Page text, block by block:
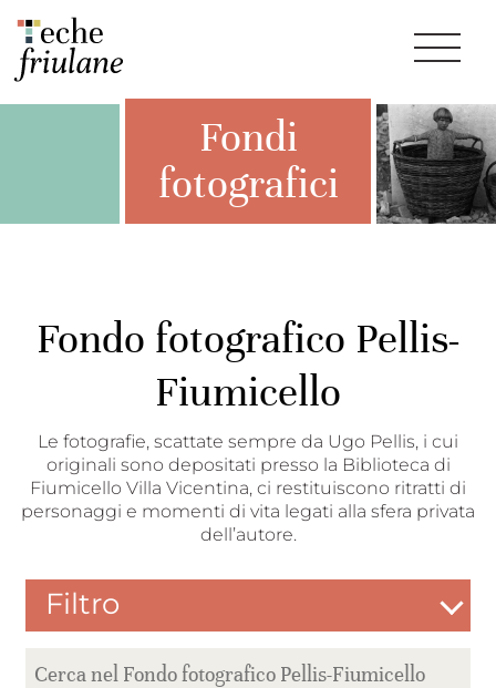
Fondi
fotografici
Fondo fotografico Pellis-
Fiumicello
Le fotografie, scattate sempre da Ugo Pellis, i cui
originali sono depositati presso la Biblioteca di
Fiumicello Villa Vicentina, ci restituiscono ritratti di
personaggi e momenti di vita legati alla sfera privata
dell’autore.
Filtro